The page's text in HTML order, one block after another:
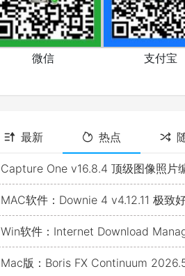
微信 支付宝
最新 热点
Capture One v16.8.4 顶级图像照片编辑软件
MAC软件：Downie 4 v4.12.11 极致好用的视频
Win软件：Internet Download Manager 6.43 Build 7 - 网络资源下载神器IDM_支持下载各
Mac版：Boris FX Continuum 2026.5 v19.5.4_BCC视频特效及转场套装 For AE/PR/FCP/Motion/Avid/OFX(Fusion/